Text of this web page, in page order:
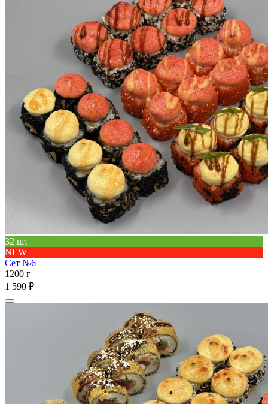
32 шт
NEW
Сет №6
1200 г
1 590 ₽